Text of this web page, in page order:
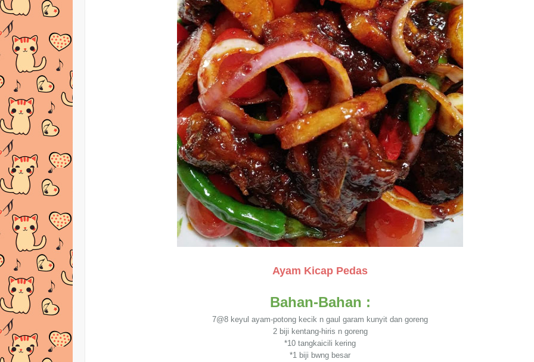
Ayam Kicap Pedas
Bahan-Bahan :
7@8 keyul ayam-potong kecik n gaul garam kunyit dan goreng
2 biji kentang-hiris n goreng
*10 tangkaicili kering
*1 biji bwng besar